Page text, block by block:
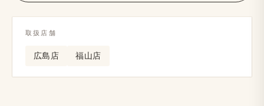
取扱店舗
広島店 福山店